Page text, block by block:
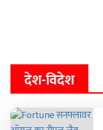
देश-विदेश